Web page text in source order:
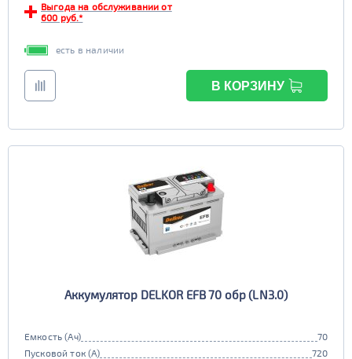
Выгода на обслуживании от
600 руб.*
есть в наличии
В КОРЗИНУ
Аккумулятор DELKOR EFB 70 обр (LN3.0)
Емкость (Ач)
70
Пусковой ток (А)
720